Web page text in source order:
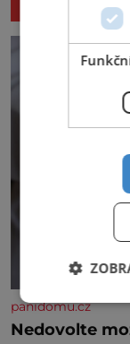
panidomu.cz
Nedovolte